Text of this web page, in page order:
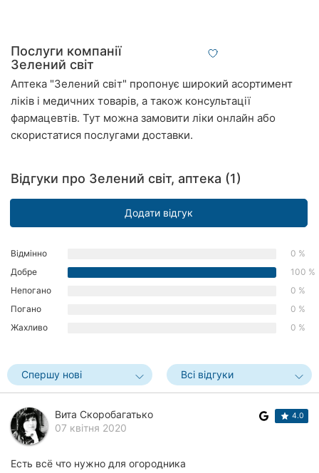
Всі
міста:
Суми
Вінниця
Тернопіль
Одеса
Київ
Харків
Запоріжжя
Дніпро
Послуги компанії
Зелений світ
Аптека "Зелений світ" пропонує широкий асортимент
ліків і медичних товарів, а також консультації
фармацевтів. Тут можна замовити ліки онлайн або
скористатися послугами доставки.
Відгуки про Зелений світ, аптека (1)
Додати відгук
Відмінно
0 %
Добре
100 %
Непогано
0 %
Погано
0 %
Жахливо
0 %
Спершу нові Всі відгуки
Вита Скоробагатько
07 квітня 2020
4.0
Есть всё что нужно для огородника